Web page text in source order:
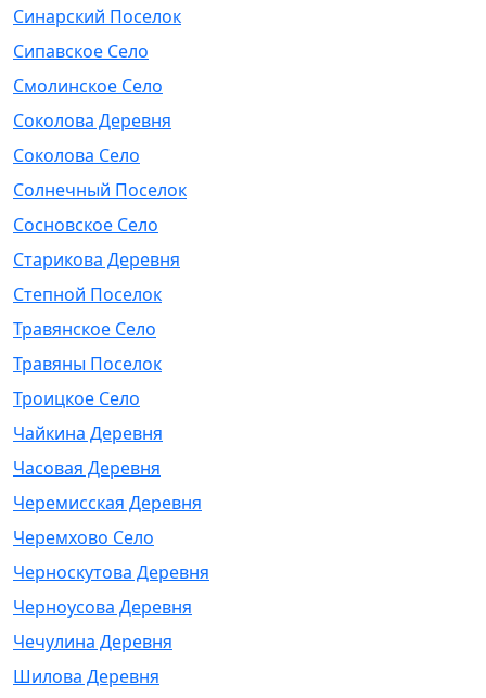
Синарский Поселок
Сипавское Село
Смолинское Село
Соколова Деревня
Соколова Село
Солнечный Поселок
Сосновское Село
Старикова Деревня
Степной Поселок
Травянское Село
Травяны Поселок
Троицкое Село
Чайкина Деревня
Часовая Деревня
Черемисская Деревня
Черемхово Село
Черноскутова Деревня
Черноусова Деревня
Чечулина Деревня
Шилова Деревня